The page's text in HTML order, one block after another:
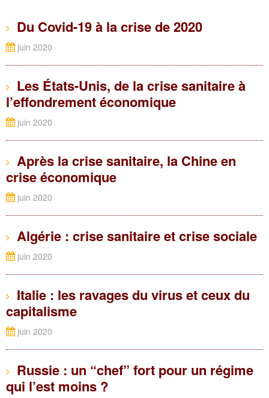
Du Covid-19 à la crise de 2020
juin 2020
Les États-Unis, de la crise sanitaire à
l’effondrement économique
juin 2020
Après la crise sanitaire, la Chine en
crise économique
juin 2020
Algérie : crise sanitaire et crise sociale
juin 2020
Italie : les ravages du virus et ceux du
capitalisme
juin 2020
Russie : un “chef” fort pour un régime
qui l’est moins ?